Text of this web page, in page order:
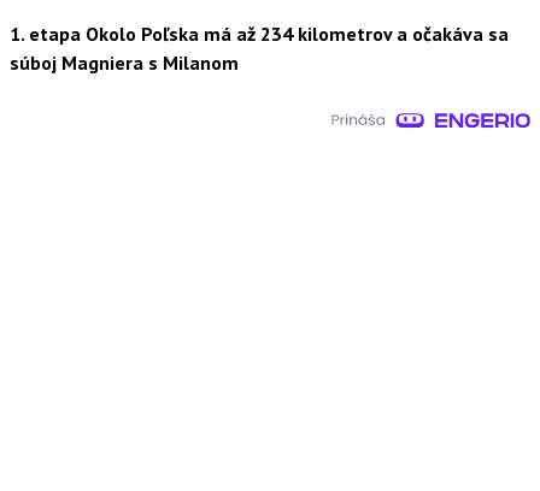
1. etapa Okolo Poľska má až 234 kilometrov a očakáva sa
súboj Magniera s Milanom